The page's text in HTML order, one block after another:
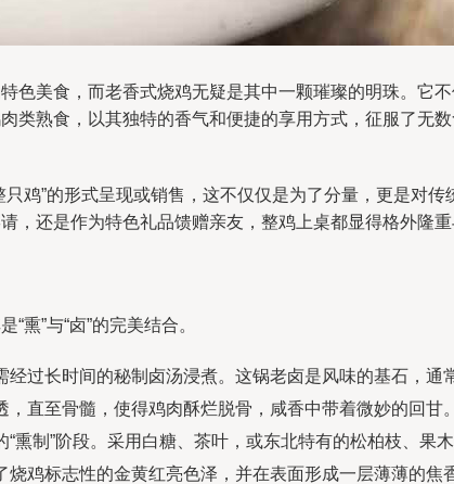
色美食，而老香式烧鸡无疑是其中一颗璀璨的明珠。它
类熟食，以其独特的香气和便捷的享用方式，征服了无数
鸡”的形式呈现或销售，这不仅仅是为了分量，更是对
，还是作为特色礼品馈赠亲友，整鸡上桌都显得格外隆
熏”与“卤”的完美结合。
经过长时间的秘制卤汤浸煮。这锅老卤是风味的基石，
直至骨髓，使得鸡肉酥烂脱骨，咸香中带着微妙的回甘。
熏制”阶段。采用白糖、茶叶，或东北特有的松柏枝、果
鸡标志性的金黄红亮色泽，并在表面形成一层薄薄的